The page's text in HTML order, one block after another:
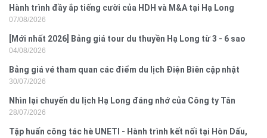
Hành trình đầy ắp tiếng cười của HDH và M&A tại Hạ Long
07/08/2026
[Mới nhất 2026] Bảng giá tour du thuyền Hạ Long từ 3 - 6 sao
04/08/2026
Bảng giá vé tham quan các điểm du lịch Điện Biên cập nhật
2026
30/07/2026
Nhìn lại chuyến du lịch Hạ Long đáng nhớ của Công ty Tân
Hưng 2026
28/07/2026
Tập huấn công tác hè UNETI - Hành trình kết nối tại Hòn Dấu,